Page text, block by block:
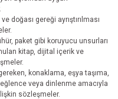
doğası gereği ayrıştırılması
paket gibi koruyucu unsurları
kitap, dijital içerik ve
konaklama, eşya taşıma,
veya dinlenme amacıyla
sözleşmeler.